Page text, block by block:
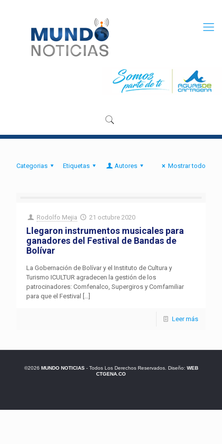
Categorias Etiquetas Autores Mostrar todo
Rodolfo Mejia 21 octubre 2020
Llegaron instrumentos musicales para
ganadores del Festival de Bandas de
Bolívar
La Gobernación de Bolívar y el Instituto de Cultura y
Turismo ICULTUR agradecen la gestión de los
patrocinadores: Comfenalco, Supergiros y Comfamiliar
para que el Festival
[…]
Leer más
©2026 MUNDO NOTICIAS- Todos Los Derechos Reservados. Diseño: WEB
CTGENA.CO